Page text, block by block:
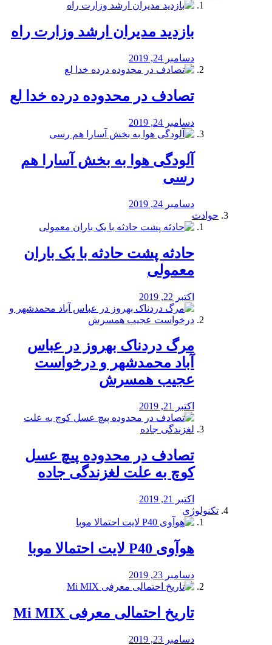
بازدید مدیران ارشد وزارت راه
دسامبر 24, 2019
تصادف در محدوده درده خدا لع
دسامبر 24, 2019
آلودگی هوا به بخش آسارا هم
رسی
دسامبر 24, 2019
حوادث
️حادثه پشت حادثه با یک باران
معمولی
اکتبر 22, 2019
مرگ دردناک بهروز در عباس
آباد محمدشهر و درخواست
عجیب همسرش
اکتبر 21, 2019
تصادف در محدوده پیچ عسل
کوچ به علت لغزندگی جاده
اکتبر 21, 2019
تکنولوژی
هوآوی P40 لایت احتمالا موبا
دسامبر 23, 2019
تاریخ احتمالی معرفی Mi MIX
دسامبر 23, 2019